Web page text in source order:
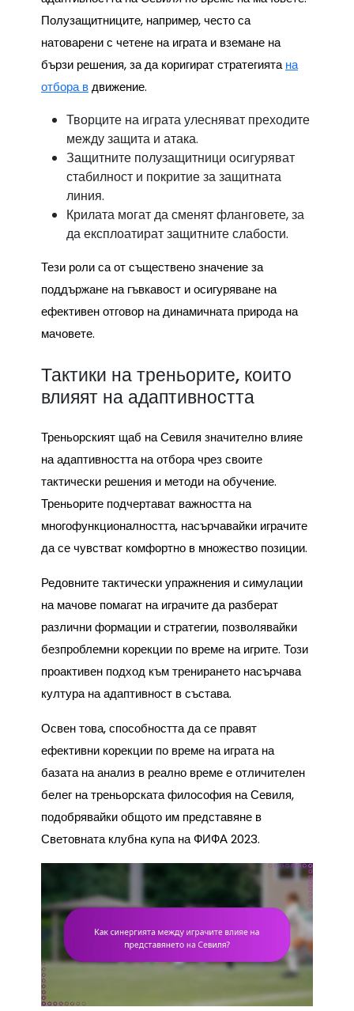
Полузащитниците, например, често са
натоварени с четене на играта и вземане на
бързи решения, за да коригират стратегиятана
отбора вдвижение.
Творците на играта улесняват преходите
между защита и атака.
Защитните полузащитници осигуряват
стабилност и покритие за защитната
линия.
Крилата могат да сменят фланговете, за
да експлоатират защитните слабости.
Тези роли са от съществено значение за
поддържане на гъвкавост и осигуряване на
ефективен отговор на динамичната природа на
мачовете.
Тактики на треньорите, които
влияят на адаптивността
Треньорският щаб на Севиля значително влияе
на адаптивността на отбора чрез своите
тактически решения и методи на обучение.
Треньорите подчертават важността на
многофункционалността, насърчавайки играчите
да се чувстват комфортно в множество позиции.
Редовните тактически упражнения и симулации
на мачове помагат на играчите да разберат
различни формации и стратегии, позволявайки
безпроблемни корекции по време на игрите. Този
проактивен подход към тренирането насърчава
култура на адаптивност в състава.
Освен това, способността да се правят
ефективни корекции по време на играта на
базата на анализ в реално време е отличителен
белег на треньорската философия на Севиля,
подобрявайки общото им представяне в
Световната клубна купа на ФИФА 2023.